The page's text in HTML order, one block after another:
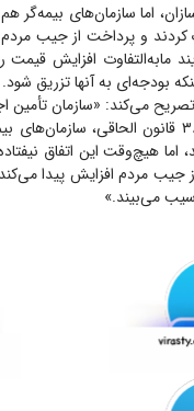
اما سازمان‌های بیمه‌گر
و پرداخت از جیب مردم
ما‌به‌التفاوت افزایش قیمت
بودجه‌ای به آنها تزریق شود.
می‌کند: «سازمان تأمین
اما هیچ‌وقت این اتفاق
جیب مردم افزایش پیدا
می‌بیند.»